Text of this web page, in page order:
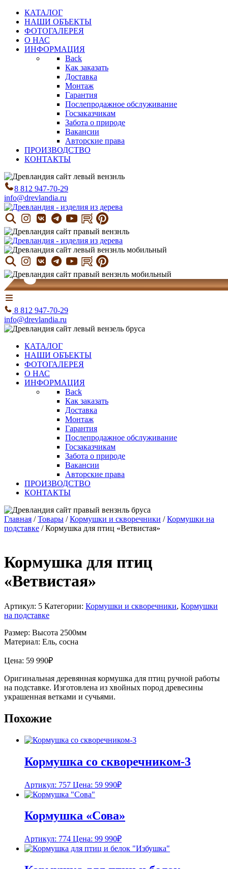
КАТАЛОГ
НАШИ ОБЪЕКТЫ
ФОТОГАЛЕРЕЯ
О НАС
ИНФОРМАЦИЯ
Back
Как заказать
Доставка
Монтаж
Гарантия
Послепродажное обслуживание
Госзаказчикам
Забота о природе
Вакансии
Авторские права
ПРОИЗВОДСТВО
КОНТАКТЫ
8 812 947-70-29
info@drevlandia.ru
8 812 947-70-29
info@drevlandia.ru
КАТАЛОГ
НАШИ ОБЪЕКТЫ
ФОТОГАЛЕРЕЯ
О НАС
ИНФОРМАЦИЯ
Back
Как заказать
Доставка
Монтаж
Гарантия
Послепродажное обслуживание
Госзаказчикам
Забота о природе
Вакансии
Авторские права
ПРОИЗВОДСТВО
КОНТАКТЫ
Главная /Товары /Кормушки и скворечники /Кормушки на
подставке /Кормушка для птиц «Ветвистая»
Кормушка для птиц
«Ветвистая»
Артикул: 5 Категории: Кормушки и скворечники, Кормушки
на подставке
Размер: Высота 2500мм
Материал: Ель, сосна
Цена: 59 990₽
Оригинальная деревянная кормушка для птиц ручной работы
на подставке. Изготовлена из хвойных пород древесины
украшенная ветками и сучьями.
Похожие
Кормушка со скворечником-3
Артикул: 757 Цена: 59 990₽
Кормушка «Сова»
Артикул: 774 Цена: 99 990₽